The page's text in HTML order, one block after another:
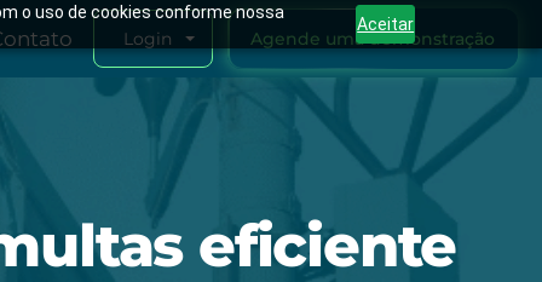
o uso de cookies conforme nossa
Aceitar
Login Agende uma demonstração
eficiente